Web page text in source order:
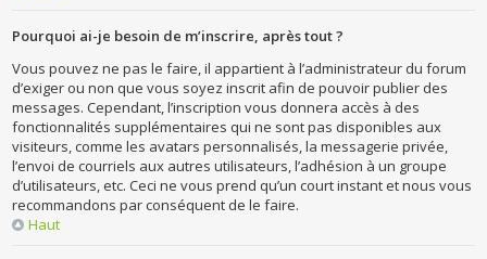
Pourquoi ai-je besoin de m’inscrire, après tout ?
Vous pouvez ne pas le faire, il appartient à l’administrateur du forum
d’exiger ou non que vous soyez inscrit afin de pouvoir publier des
messages. Cependant, l’inscription vous donnera accès à des
fonctionnalités supplémentaires qui ne sont pas disponibles aux
visiteurs, comme les avatars personnalisés, la messagerie privée,
l’envoi de courriels aux autres utilisateurs, l’adhésion à un groupe
d’utilisateurs, etc. Ceci ne vous prend qu’un court instant et nous vous
recommandons par conséquent de le faire.
Haut